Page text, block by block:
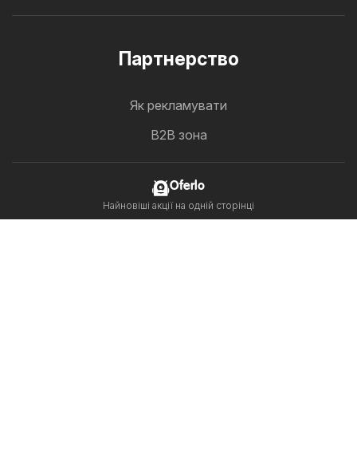
Партнерство
Як рекламувати
B2B зона
Oferlo
Найновіші акції на одній сторінці